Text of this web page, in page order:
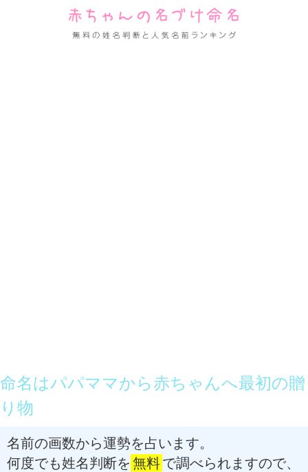
命名はパパママから赤ちゃんへ最初の贈
り物
名前の画数から運勢を占います。
何度でも姓名判断を 無料で調べられますので、